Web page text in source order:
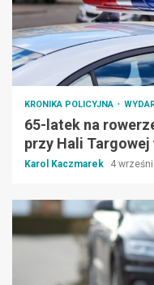
KRONIKA POLICYJNA
65-latek na
przy Hali
Karol Kaczmarek 4